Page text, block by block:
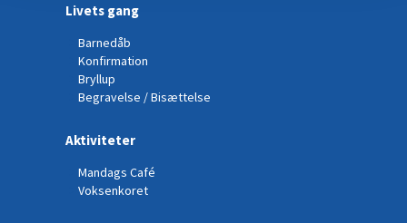
Livets gang
Barnedåb
Konfirmation
Bryllup
Begravelse / Bisættelse
Aktiviteter
Mandags Café
Voksenkoret